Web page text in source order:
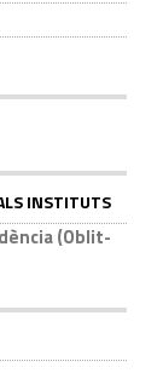
INSTITUTS
(Oblit-